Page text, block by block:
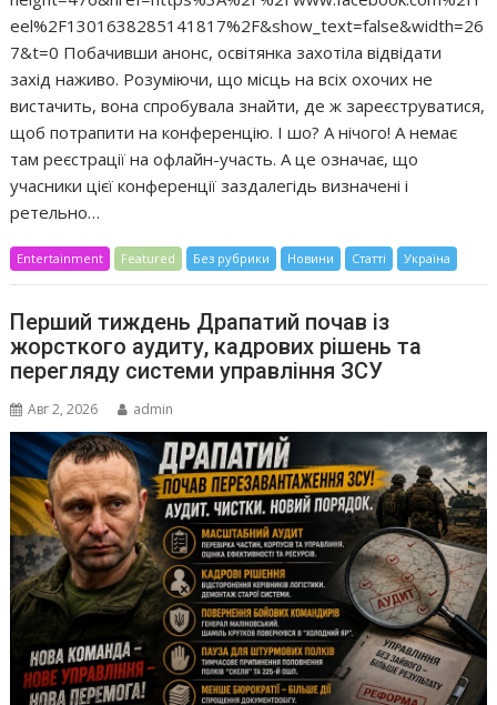
eel%2F1301638285141817%2F&show_text=false&width=26
7&t=0 Побачивши анонс, освітянка захотіла відвідати
захід наживо. Розуміючи, що місць на всіх охочих не
вистачить, вона спробувала знайти, де ж зареєструватися,
щоб потрапити на конференцію. І шо? А нічого! А немає
там реєстрації на офлайн-участь. А це означає, що
учасники цієї конференції заздалегідь визначені і
ретельно…
Entertainment Featured Без рубрики Новини Статті Україна
Перший тиждень Драпатий почав із
жорсткого аудиту, кадрових рішень та
перегляду системи управління ЗСУ
Авг 2, 2026 admin